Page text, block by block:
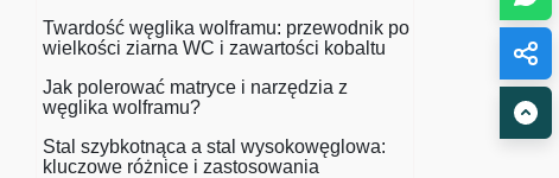
Twardość węglika wolframu: przewodnik po
wielkości ziarna WC i zawartości kobaltu
Jak polerować matryce i narzędzia z
węglika wolframu?
Stal szybkotnąca a stal wysokowęglowa:
kluczowe różnice i zastosowania